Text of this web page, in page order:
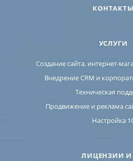
КОНТАКТЫ
УСЛУГИ
Создание сайта, интернет-
Внедрение CRM и
Техническая
Продвижение и реклама
Настройка
ЛИЦЕНЗИИ